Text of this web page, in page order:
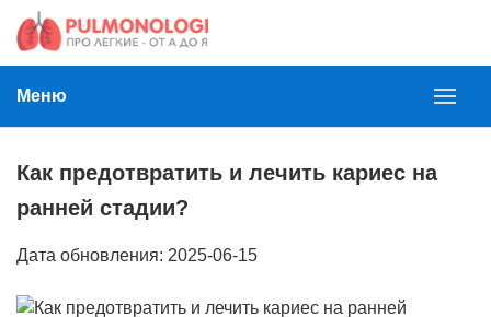
Меню
Как предотвратить и лечить кариес на
ранней стадии?
Дата обновления: 2025-06-15